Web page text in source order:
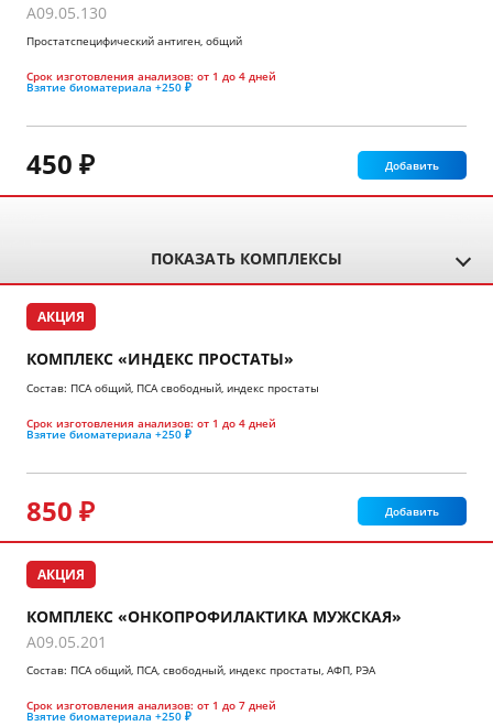
A09.05.130
Простатспецифический антиген, общий
Срок изготовления анализов: от 1 до 4 дней
Взятие биоматериала +250 ₽
450 ₽ Добавить
ПОКАЗАТЬ КОМПЛЕКСЫ
АКЦИЯ
КОМПЛЕКС «ИНДЕКС ПРОСТАТЫ»
Состав: ПСА общий, ПСА свободный, индекс простаты
Срок изготовления анализов: от 1 до 4 дней
Взятие биоматериала +250 ₽
850 ₽ Добавить
АКЦИЯ
КОМПЛЕКС «ОНКОПРОФИЛАКТИКА МУЖСКАЯ»
A09.05.201
Состав: ПСА общий, ПСА, свободный, индекс простаты, АФП, РЭА
Срок изготовления анализов: от 1 до 7 дней
Взятие биоматериала +250 ₽